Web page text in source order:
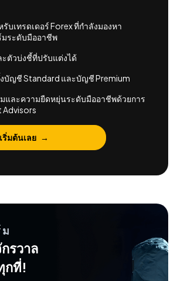
รับเทรดเดอร์ Forex ที่กำลังมองหา
ระดับมืออาชีพ
ตัวบ่งชี้ที่ปรับแต่งได้
บัญชี Standard และบัญชี Premium
และความยืดหยุ่นระดับมืออาชีพด้วยการ
Advisors
เริ่มต้นเลย
รวาล
กที่!